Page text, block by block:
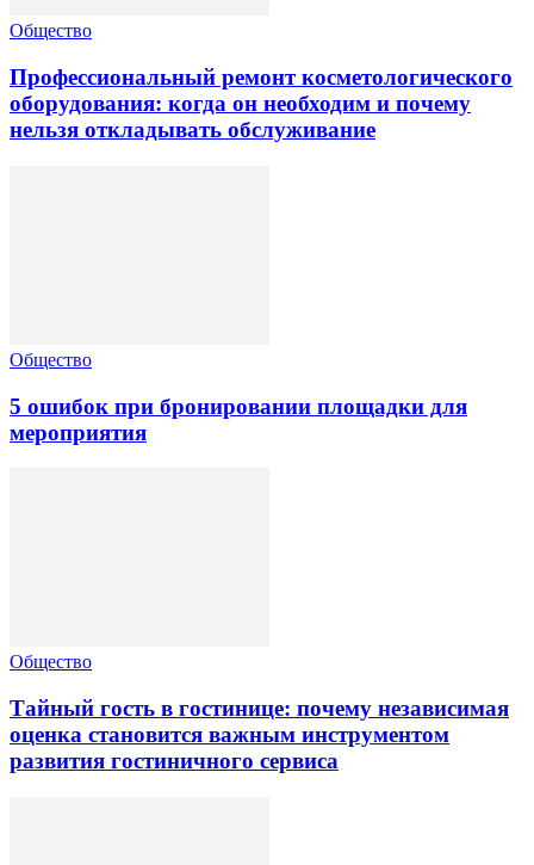
Общество
Профессиональный ремонт косметологического
оборудования: когда он необходим и почему
нельзя откладывать обслуживание
Общество
5 ошибок при бронировании площадки для
мероприятия
Общество
Тайный гость в гостинице: почему независимая
оценка становится важным инструментом
развития гостиничного сервиса